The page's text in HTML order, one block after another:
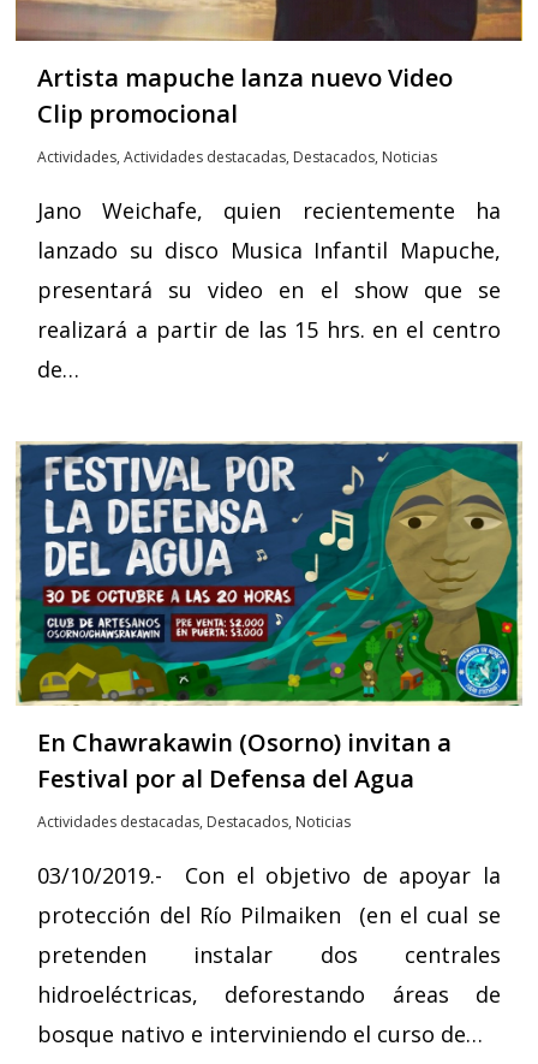
Artista mapuche lanza nuevo Video
Clip promocional
Actividades,Actividades destacadas, Destacados, Noticias
Jano Weichafe, quien recientemente ha
lanzado su disco Musica Infantil Mapuche,
presentará su video en el show que se
realizará a partir de las 15 hrs. en el centro
de…
En Chawrakawin (Osorno) invitan a
Festival por al Defensa del Agua
Actividades destacadas, Destacados, Noticias
03/10/2019.- Con el objetivo de apoyar la
protección del Río Pilmaiken (en el cual se
pretenden instalar dos centrales
hidroeléctricas, deforestando áreas de
bosque nativo e interviniendo el curso de…